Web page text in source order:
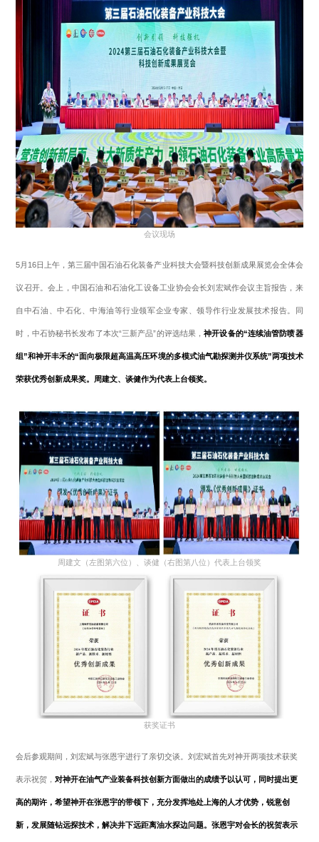
+86 021-54332841 上海市闵行区浦星公路1769号
版权所有 上海神开石油化工装备股份有限公司 沪ICP备15050775
号-1 网站建设：逐鹿科技 三维动画：昊天罔极
会议现场
5月16日上午，第三届中国石油石化装备产业科技大会暨科技创新成果展览会全体会
议召开。会上，中国石油和石油化工设备工业协会会长刘宏斌作会议主旨报告，来
自中石油、中石化、中海油等行业领军企业专家、领导作行业发展技术报告。同
时，中石协秘书长发布了本次“三新产品”的评选结果，神开设备的“连续油管防喷器
组”和神开丰禾的“面向极限超高温高压环境的多模式油气勘探测井仪系统”两项技术
荣获优秀创新成果奖。周建文、谈健作为代表上台领奖。
周建文（左图第六位）、谈健（右图第八位）代表上台领奖
获奖证书
会后参观期间，刘宏斌与张恩宇进行了亲切交谈。刘宏斌首先对神开两项技术获奖
表示祝贺，对神开在油气产业装备科技创新方面做出的成绩予以认可，同时提出更
高的期许，希望神开在张恩宇的带领下，充分发挥地处上海的人才优势，锐意创
新，发展随钻远探技术，解决井下远距离油水探边问题。张恩宇对会长的祝贺表示